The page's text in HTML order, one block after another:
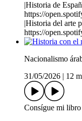
|Historia de
https://
|Historia del arte
https://
Nacionalismo
31/05/2026
12
Consígue mi libro